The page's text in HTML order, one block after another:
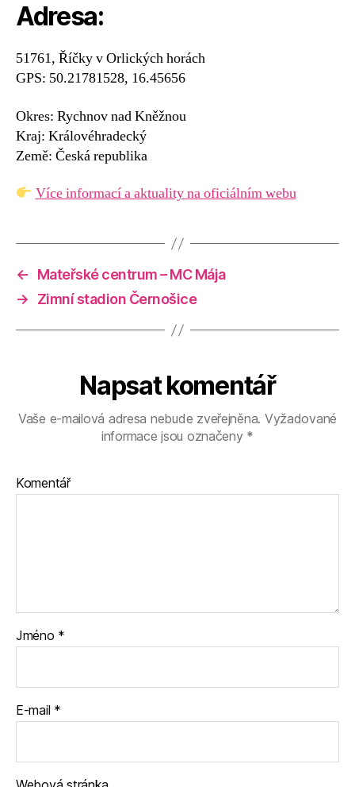
Adresa:
51761, Říčky v Orlických horách
GPS: 50.21781528, 16.45656
Okres: Rychnov nad Kněžnou
Kraj: Královéhradecký
Země: Česká republika
Více informací a aktuality na oficiálním webu
←
Mateřské centrum – MC Mája
→
Zimní stadion Černošice
Napsat komentář
Vaše e-mailová adresa nebude zveřejněna. Vyžadované
informace jsou označeny *
Komentář
Jméno *
E-mail *